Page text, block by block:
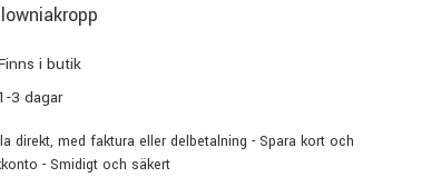
i butik
3 dagar
direkt, med faktura eller delbetalning - Spara kort och
- Smidigt och säkert